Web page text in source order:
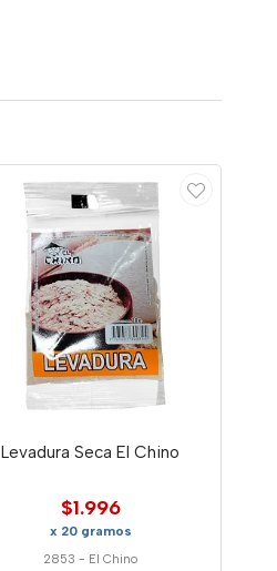
Levadura Seca El Chino
$1.996
x 20 gramos
2853 - El Chino